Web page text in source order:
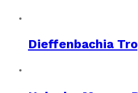
Dieffenbachia